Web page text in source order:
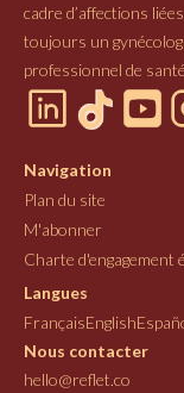
cadre d’affections
toujours un
professionnel de
Navigation
Plan du site
M'abonner
Charte d'engagement
Langues
FrançaisEnglish
Nous contacter
hello@reflet.co